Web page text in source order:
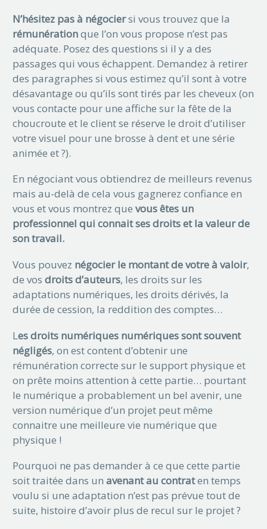
N’hésitez pas à négociersi vous trouvez que la
rémunérationque l’on vous propose n’est pas
adéquate. Posez des questions si il y a des
passages qui vous échappent. Demandez à retirer
des paragraphes si vous estimez qu’il sont à votre
désavantage ou qu’ils sont tirés par les cheveux (on
vous contacte pour une affiche sur la fête de la
choucroute et le client se réserve le droit d’utiliser
votre visuel pour une brosse à dent et une série
animée et ?).
En négociant vous obtiendrez de meilleurs revenus
mais au-delà de cela vous gagnerez confiance en
vous et vous montrez que vous êtes un
professionnel qui connait ses droits et la valeur de
son travail.
Vous pouvez négocier le montant de votre à valoir,
de vos droits d’auteurs, les droits sur les
adaptations numériques, les droits dérivés, la
durée de cession, la reddition des comptes…
Les droits numériques numériques sont souvent
négligés, on est content d’obtenir une
rémunération correcte sur le support physique et
on prête moins attention à cette partie… pourtant
le numérique a probablement un bel avenir, une
version numérique d’un projet peut même
connaitre une meilleure vie numérique que
physique !
Pourquoi ne pas demander à ce que cette partie
soit traitée dans un avenant au contraten temps
voulu si une adaptation n’est pas prévue tout de
suite, histoire d’avoir plus de recul sur le projet ?